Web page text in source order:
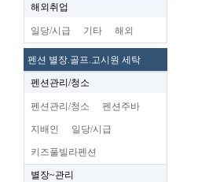
해외취업
일당/시급 기타 해외
펜션 별장.골프.고시원 세탁
펜션관리/청소
펜션관리/청소 펜션주바
지배인 일당/시급
키즈풀빌라펜션
별장~관리